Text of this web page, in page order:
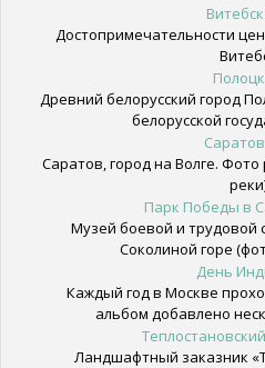
Витебск
Достопримечательности
Полоцк
Древний белорусский город
белорусской
Саратов
Саратов, город на Волге.
Парк Победы в
Музей боевой и трудовой
Соколиной горе
День
Каждый год в Москве
альбом добавлено
Ландшафтный заказник